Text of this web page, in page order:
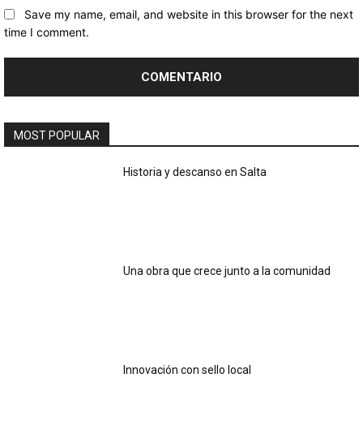
Save my name, email, and website in this browser for the next
time I comment.
MOST POPULAR
Historia y descanso en Salta
Una obra que crece junto a la comunidad
Innovación con sello local